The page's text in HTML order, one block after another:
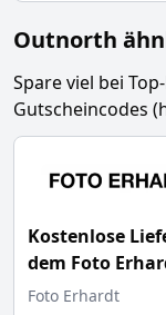
Outnorth
Spare viel bei
Gutscheincodes
Kostenlose
dem Foto
Gutschein
Foto Erhardt